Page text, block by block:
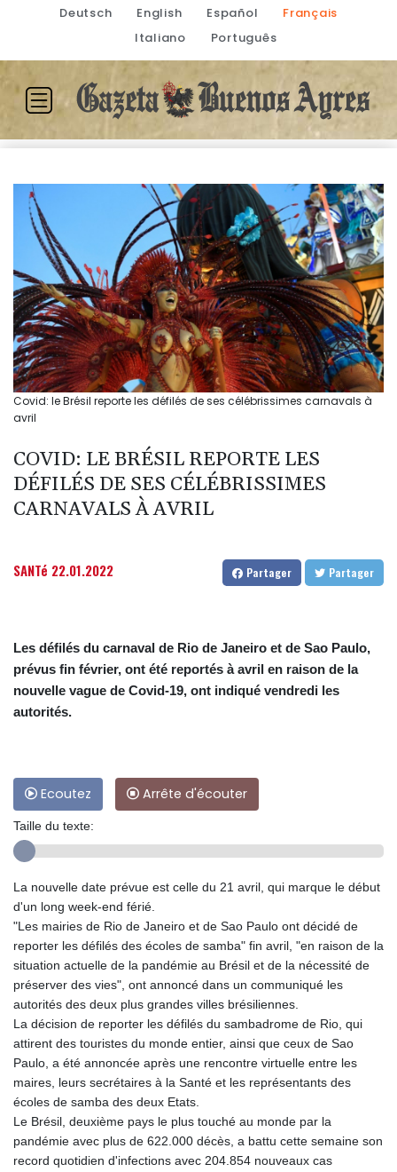
Deutsch English Español
Français
Italiano
Português
Covid: le Brésil reporte les défilés de ses célébrissimes carnavals à
avril
COVID: LE BRÉSIL REPORTE LES
DÉFILÉS DE SES CÉLÉBRISSIMES
CARNAVALS À AVRIL
SANTé 22.01.2022 Partager Partager
Les défilés du carnaval de Rio de Janeiro et de Sao Paulo,
prévus fin février, ont été reportés à avril en raison de la
nouvelle vague de Covid-19, ont indiqué vendredi les
autorités.
Ecoutez Arrête d'écouter
Taille du texte:
La nouvelle date prévue est celle du 21 avril, qui marque le début
d'un long week-end férié.
"Les mairies de Rio de Janeiro et de Sao Paulo ont décidé de
reporter les défilés des écoles de samba" fin avril, "en raison de la
situation actuelle de la pandémie au Brésil et de la nécessité de
préserver des vies", ont annoncé dans un communiqué les
autorités des deux plus grandes villes brésiliennes.
La décision de reporter les défilés du sambadrome de Rio, qui
attirent des touristes du monde entier, ainsi que ceux de Sao
Paulo, a été annoncée après une rencontre virtuelle entre les
maires, leurs secrétaires à la Santé et les représentants des
écoles de samba des deux Etats.
Le Brésil, deuxième pays le plus touché au monde par la
pandémie avec plus de 622.000 décès, a battu cette semaine son
record quotidien d'infections avec 204.854 nouveaux cas